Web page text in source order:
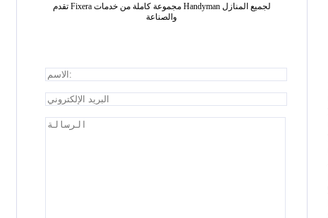
تقدم Fixera مجموعة كاملة من خدمات Handyman لجميع المنازل
والصناعة